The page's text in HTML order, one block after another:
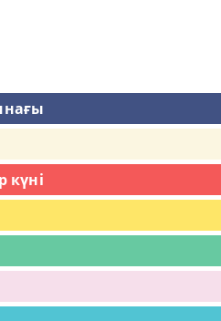
күні